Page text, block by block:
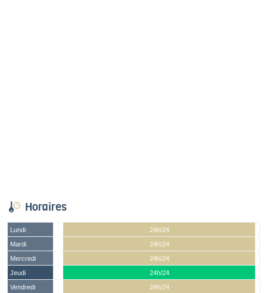
Horaires
Lundi
24h/24
Mardi
24h/24
Mercredi
24h/24
Jeudi
24h/24
Vendredi
24h/24